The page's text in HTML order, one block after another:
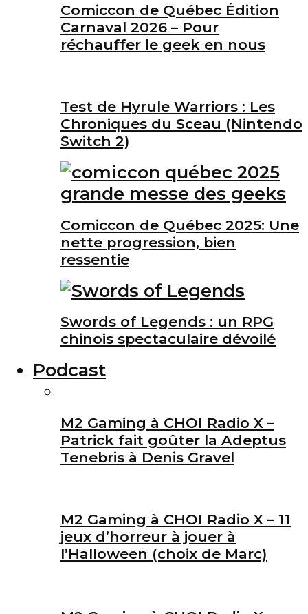
Comiccon de Québec Édition
Carnaval 2026 – Pour
réchauffer le geek en nous
Test de Hyrule Warriors : Les
Chroniques du Sceau (Nintendo
Switch 2)
Comiccon de Québec 2025: Une
nette progression, bien
ressentie
Swords of Legends : un RPG
chinois spectaculaire dévoilé
Podcast
M2 Gaming à CHOI Radio X –
Patrick fait goûter la Adeptus
Tenebris à Denis Gravel
M2 Gaming à CHOI Radio X – 11
jeux d’horreur à jouer à
l’Halloween (choix de Marc)